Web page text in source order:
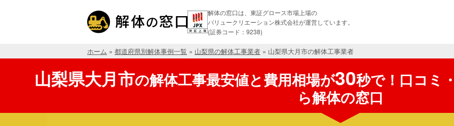
解体の窓口は、東証グロース市場上場の
バリュークリエーション株式会社が運営しています。
(証券コード：9238)
ホーム » 都道府県別解体事例一覧 » 山梨県の解体工事業者 » 山梨県大月市の解体工事業者
山梨県大月市の解体工事最安値と費用相場が30秒で！口コミ
ら解体の窓口